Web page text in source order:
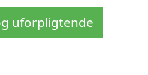
uforpligtende